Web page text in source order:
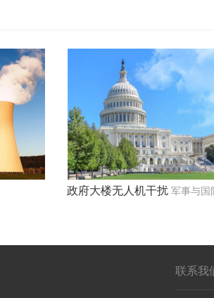
政府大楼无人机干扰 军事与国
联系我